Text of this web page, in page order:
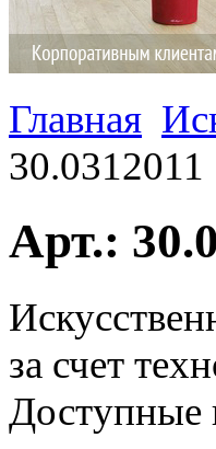
Главная
Арт.:
за счет
Доступные